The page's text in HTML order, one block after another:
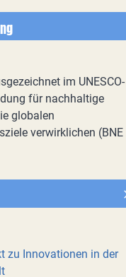
im UNESCO-
für nachhaltige
globalen
verwirklichen (BNE
zu Innovationen in der